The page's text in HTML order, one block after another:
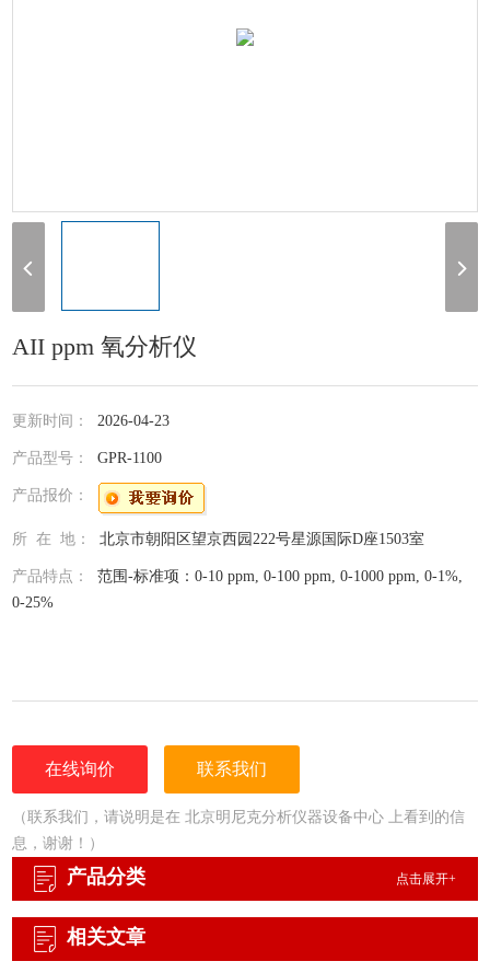
AII ppm 氧分析仪
更新时间：2026-04-23
产品型号：GPR-1100
产品报价：
所 在 地：北京市朝阳区望京西园222号星源国际D座1503室
产品特点：范围-标准项：0-10 ppm, 0-100 ppm, 0-1000 ppm, 0-1%,
0-25%
在线询价 联系我们
（联系我们，请说明是在 北京明尼克分析仪器设备中心 上看到的信
息，谢谢！）
产品分类 点击展开+
相关文章